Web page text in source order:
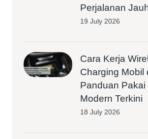
Perjalanan
19 July 2026
Cara Kerja
Charging Mobil
Panduan Pakai
Modern Terkini
18 July 2026